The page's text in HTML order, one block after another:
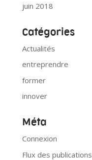
juin 2018
Catégories
Actualités
entreprendre
former
innover
Méta
Connexion
Flux des publications